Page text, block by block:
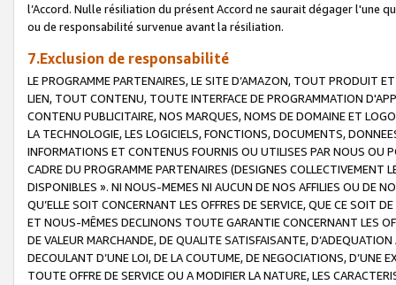
l’Accord. Nulle résiliation du présent Accord ne saurait dégager l'une
ou de responsabilité survenue avant la résiliation.
7.Exclusion de responsabilité
LE PROGRAMME PARTENAIRES, LE SITE D’AMAZON, TOUT PRODUIT
LIEN, TOUT CONTENU, TOUTE INTERFACE DE PROGRAMMATION
CONTENU PUBLICITAIRE, NOS MARQUES, NOMS DE DOMAINE ET
LA TECHNOLOGIE, LES LOGICIELS, FONCTIONS, DOCUMENTS,
INFORMATIONS ET CONTENUS FOURNIS OU UTILISES PAR NOUS OU
CADRE DU PROGRAMME PARTENAIRES (DESIGNES COLLECTIVEMENT
DISPONIBLES ». NI NOUS-MEMES NI AUCUN DE NOS AFFILIES OU DE
QU’ELLE SOIT CONCERNANT LES OFFRES DE SERVICE, QUE CE SOIT
ET NOUS-MÊMES DECLINONS TOUTE GARANTIE CONCERNANT LES
DE VALEUR MARCHANDE, DE QUALITE SATISFAISANTE,
DECOULANT D’UNE LOI, DE LA COUTUME, DE NEGOCIATIONS, D’UNE
TOUTE OFFRE DE SERVICE OU A MODIFIER LA NATURE, LES